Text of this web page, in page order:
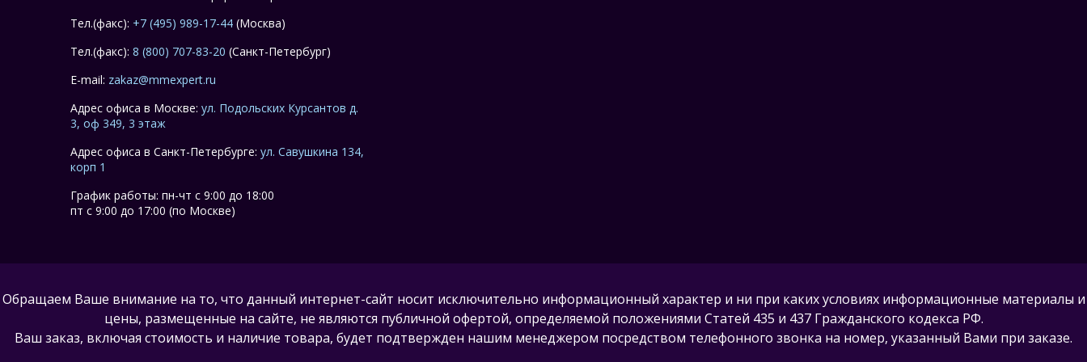
Тел.(факс): +7 (495) 989-17-44 (Москва)
Тел.(факс): 8 (800) 707-83-20 (Санкт-Петербург)
E-mail: zakaz@mmexpert.ru
Адрес офиса в Москве: ул. Подольских Курсантов д.
3, оф 349, 3 этаж
Адрес офиса в Санкт-Петербурге: ул. Савушкина 134,
корп 1
График работы: пн-чт с 9:00 до 18:00
пт с 9:00 до 17:00 (по Москве)
Обращаем Ваше внимание на то, что данный интернет-сайт носит исключительно информационный характер и ни при каких условиях информационные материалы и
цены, размещенные на сайте, не являются публичной офертой, определяемой положениями Статей 435 и 437 Гражданского кодекса РФ.
Ваш заказ, включая стоимость и наличие товара, будет подтвержден нашим менеджером посредством телефонного звонка на номер, указанный Вами при заказе.